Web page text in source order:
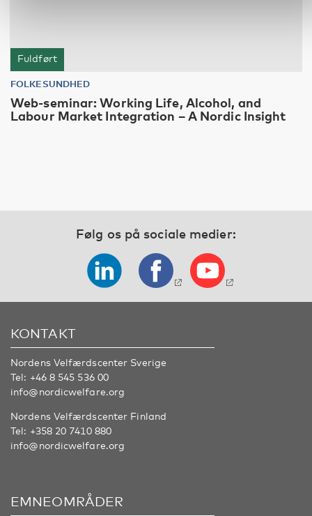
Fuldført
FOLKESUNDHED
Web-seminar: Working Life, Alcohol, and
Labour Market Integration – A Nordic Insight
Følg os på sociale medier:
KONTAKT
Nordens Velfærdscenter Sverige
Tel: +46 8 545 536 00
info@nordicwelfare.org
Nordens Velfærdscenter Finland
Tel: +358 20 7410 880
info@nordicwelfare.org
EMNEOMRÅDER